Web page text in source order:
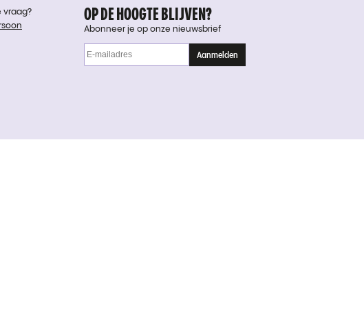
vraag?
OP DE HOOGTE BLIJVEN?
Abonneer je op onze nieuwsbrief